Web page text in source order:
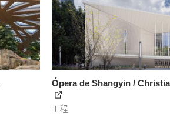
Ópera de Shangyin /
工程